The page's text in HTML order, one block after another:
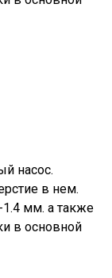
насос.
в нем.
мм. а также
в основной